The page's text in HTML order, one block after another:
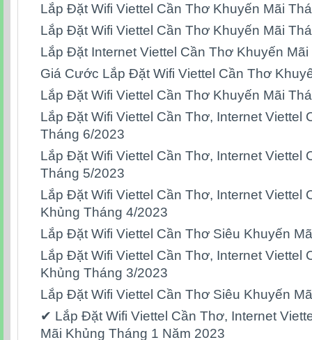
Lắp Đặt Wifi Viettel Cần Thơ Khuyến Mãi
Lắp Đặt Wifi Viettel Cần Thơ Khuyến Mãi
Lắp Đặt Internet Viettel Cần Thơ Khuyến
Giá Cước Lắp Đặt Wifi Viettel Cần Thơ
Lắp Đặt Wifi Viettel Cần Thơ Khuyến Mãi
Lắp Đặt Wifi Viettel Cần Thơ, Internet Viettel
Tháng 6/2023
Lắp Đặt Wifi Viettel Cần Thơ, Internet Viettel
Tháng 5/2023
Lắp Đặt Wifi Viettel Cần Thơ, Internet Viettel
Khủng Tháng 4/2023
Lắp Đặt Wifi Viettel Cần Thơ Siêu Khuyến
Lắp Đặt Wifi Viettel Cần Thơ, Internet Viettel
Khủng Tháng 3/2023
Lắp Đặt Wifi Viettel Cần Thơ Siêu Khuyến
✔ Lắp Đặt Wifi Viettel Cần Thơ, Internet
Mãi Khủng Tháng 1 Năm 2023